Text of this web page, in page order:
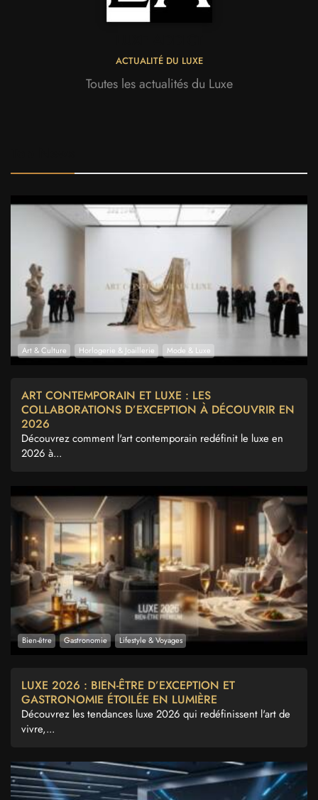
ACTUALITÉ DU LUXE
Toutes les actualités du Luxe
Art & Culture Horlogerie & Joaillerie Mode & Luxe
ART CONTEMPORAIN ET LUXE : LES
COLLABORATIONS D’EXCEPTION À DÉCOUVRIR EN
2026
Découvrez comment l'art contemporain redéfinit le luxe en
2026 à...
Bien-être Gastronomie Lifestyle & Voyages
LUXE 2026 : BIEN-ÊTRE D’EXCEPTION ET
GASTRONOMIE ÉTOILÉE EN LUMIÈRE
Découvrez les tendances luxe 2026 qui redéfinissent l'art de
vivre,...